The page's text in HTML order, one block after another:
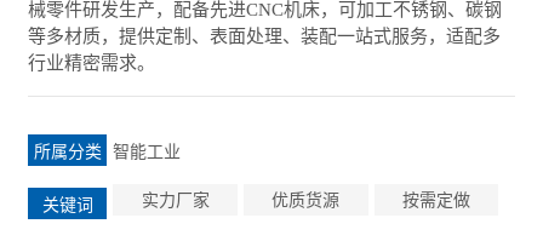
械零件研发生产，配备先进CNC机床，可加工不锈钢、碳钢
等多材质，提供定制、表面处理、装配一站式服务，适配多
行业精密需求。
所属分类 智能工业
关键词 实力厂家 优质货源 按需定做